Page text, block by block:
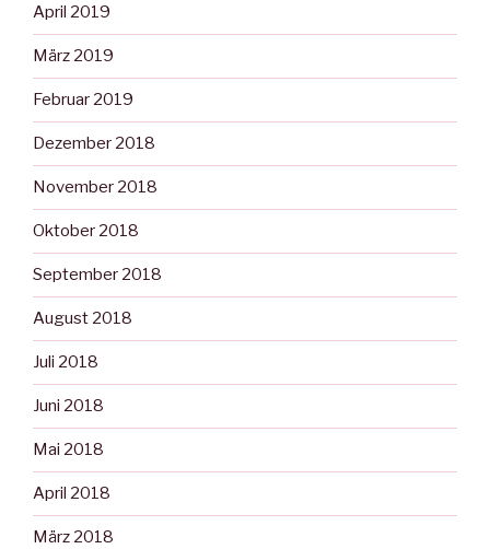
April 2019
März 2019
Februar 2019
Dezember 2018
November 2018
Oktober 2018
September 2018
August 2018
Juli 2018
Juni 2018
Mai 2018
April 2018
März 2018